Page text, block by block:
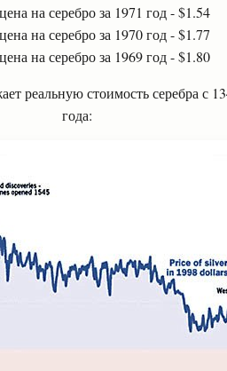
на серебро за 1971 год - $1.54
на серебро за 1970 год - $1.77
на серебро за 1969 год - $1.80
реальную стоимость серебра с
года: